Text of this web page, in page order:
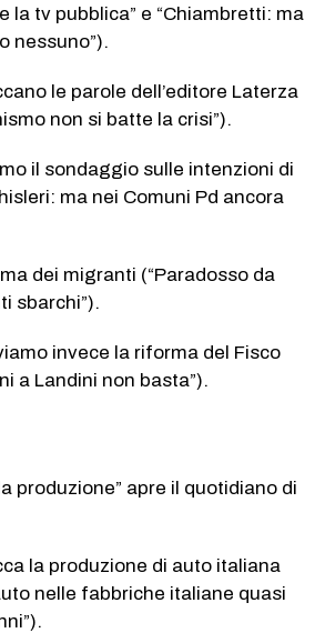
la tv pubblica” e “Chiambretti: ma
nessuno”).
le parole dell’editore Laterza
non si batte la crisi”).
il sondaggio sulle intenzioni di
ma nei Comuni Pd ancora
dei migranti (“Paradosso da
sbarchi”).
invece la riforma del Fisco
a Landini non basta”).
produzione” apre il quotidiano di
la produzione di auto italiana
nelle fabbriche italiane quasi